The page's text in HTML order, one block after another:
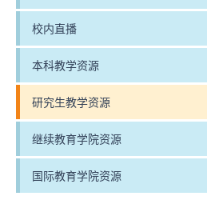
校内直播
本科教学资源
研究生教学资源
继续教育学院资源
国际教育学院资源